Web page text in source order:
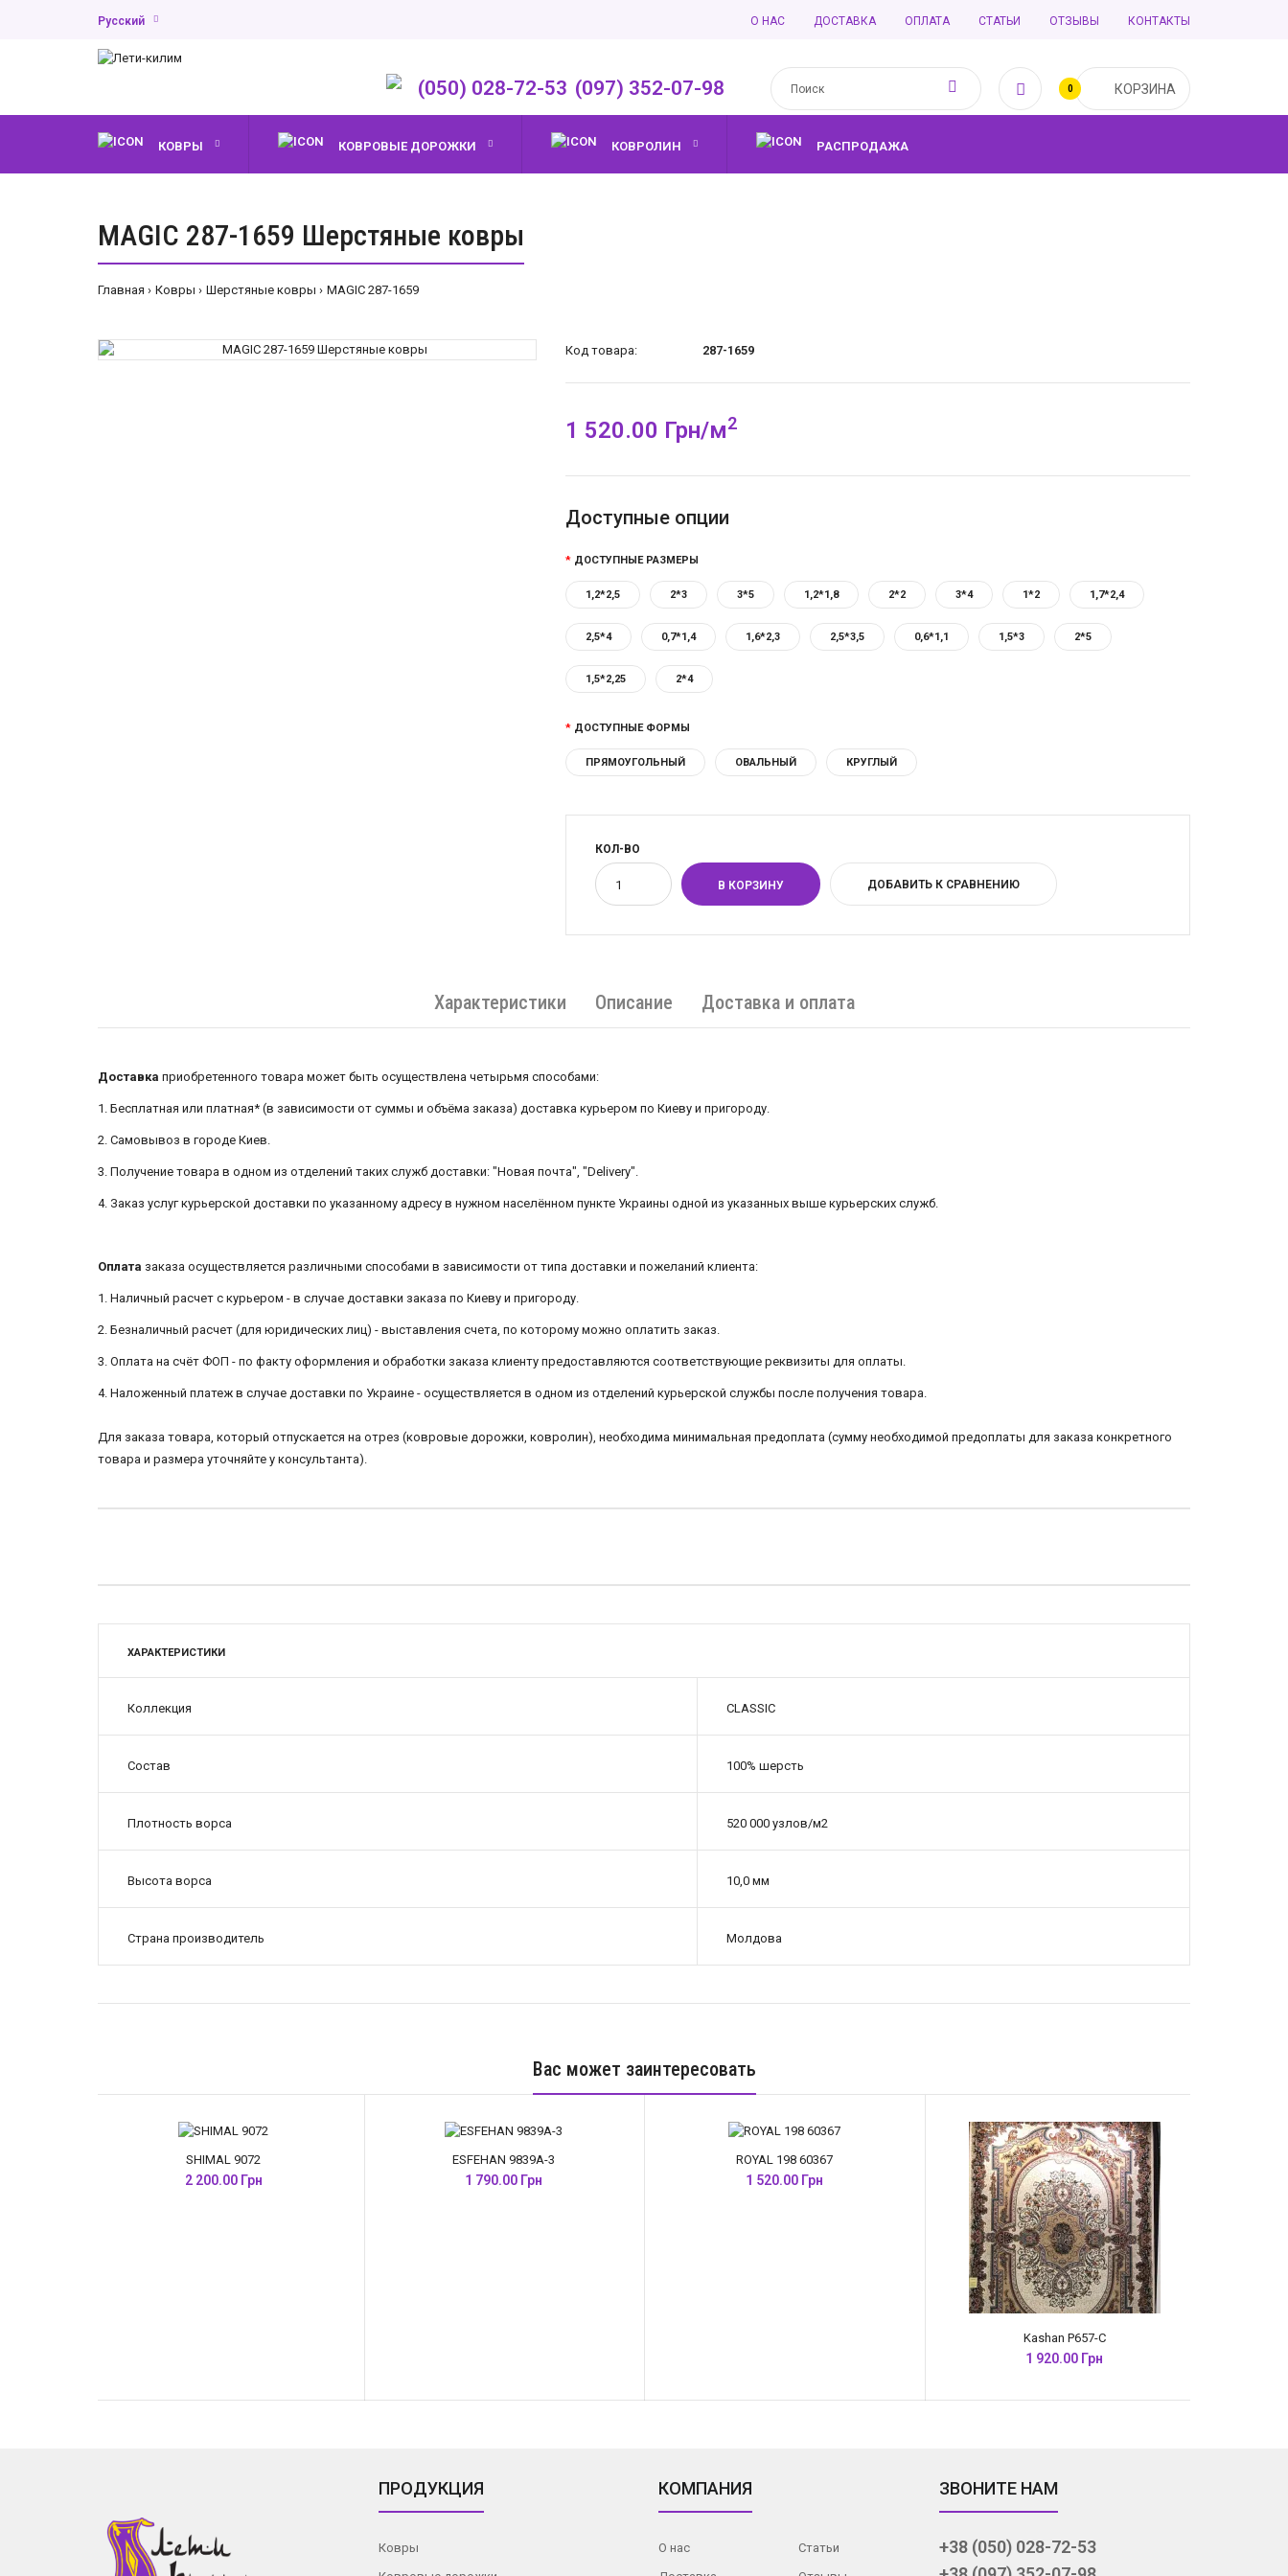
О НАС ДОСТАВКА ОПЛАТА СТАТЬИ ОТЗЫВЫ КОНТАКТЫ
Русский
(050) 028-72-53 (097) 352-07-98 0 КОРЗИНА
КОВРЫ КОВРОВЫЕ ДОРОЖКИ КОВРОЛИН РАСПРОДАЖА
MAGIC 287-1659 Шерстяные ковры
Главная Ковры Шерстяные ковры MAGIC 287-1659
Код товара: 287-1659
1 520.00 Грн/м2
Доступные опции
ДОСТУПНЫЕ РАЗМЕРЫ
1,2*2,5 2*3 3*5 1,2*1,8 2*2 3*4 1*2 1,7*2,4
2,5*4 0,7*1,4 1,6*2,3 2,5*3,5 0,6*1,1 1,5*3 2*5
1,5*2,25 2*4
ДОСТУПНЫЕ ФОРМЫ
ПРЯМОУГОЛЬНЫЙ ОВАЛЬНЫЙ КРУГЛЫЙ
КОЛ-ВО
ДОБАВИТЬ К СРАВНЕНИЮ
Характеристики Описание Доставка и оплата
Доставка приобретенного товара может быть осуществлена ​​четырьмя способами:
1. Бесплатная или платная* (в зависимости от суммы и объёма заказа) доставка курьером по Киеву и пригороду.
2. Самовывоз в городе Киев.
3. Получение товара в одном из отделений таких служб доставки: "Новая почта", "Delivery".
4. Заказ услуг курьерской доставки по указанному адресу в нужном населённом пункте Украины одной из указанных выше курьерских служб.
Оплата заказа осуществляется различными способами в зависимости от типа доставки и пожеланий клиента:
1. Наличный расчет с курьером - в случае доставки заказа по Киеву и пригороду.
2. Безналичный расчет (для юридических лиц) - выставления счета, по которому можно оплатить заказ.
3. Оплата на счёт ФОП - по факту оформления и обработки заказа клиенту предоставляются соответствующие реквизиты для оплаты.
4. Наложенный платеж в случае доставки по Украине - осуществляется в одном из отделений курьерской службы после получения товара.
Для заказа товара, который отпускается на отрез (ковровые дорожки, ковролин), необходима минимальная предоплата (сумму необходимой предоплаты для заказа конкретного
товара и размера уточняйте у консультанта).
ХАРАКТЕРИСТИКИ
Коллекция CLASSIC
Состав 100% шерсть
Плотность ворса 520 000 узлов/м2
Высота ворса 10,0 мм
Страна производитель Молдова
Вас может заинтересовать
SHIMAL 9072
2 200.00 Грн
ESFEHAN 9839A-3
1 790.00 Грн
ROYAL 198 60367
1 520.00 Грн
Kashan P657-C
1 920.00 Грн
ПРОДУКЦИЯ
Ковры
КОМПАНИЯ
О нас
Статьи
ЗВОНИТЕ НАМ
+38 (050) 028-72-53